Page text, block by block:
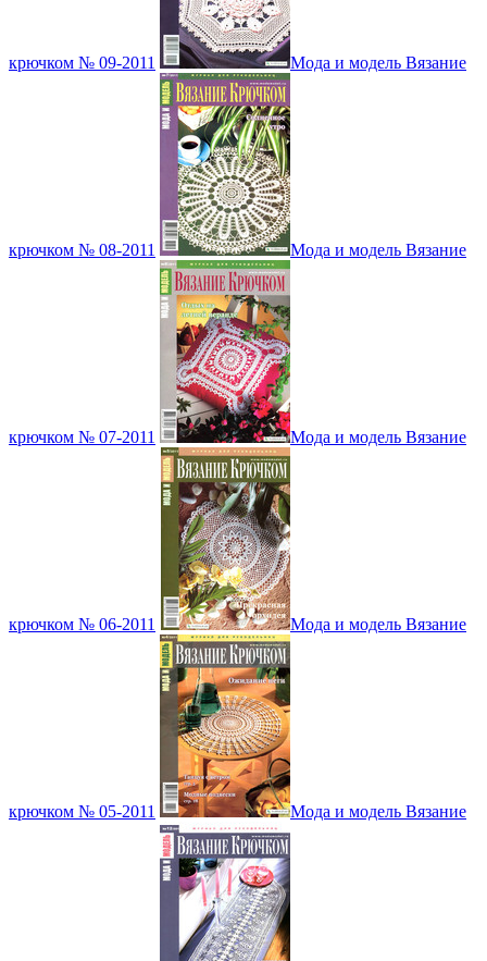
крючком № 09-2011 Мода и модель Вязание
крючком № 08-2011 Мода и модель Вязание
крючком № 07-2011 Мода и модель Вязание
крючком № 06-2011 Мода и модель Вязание
крючком № 05-2011 Мода и модель Вязание